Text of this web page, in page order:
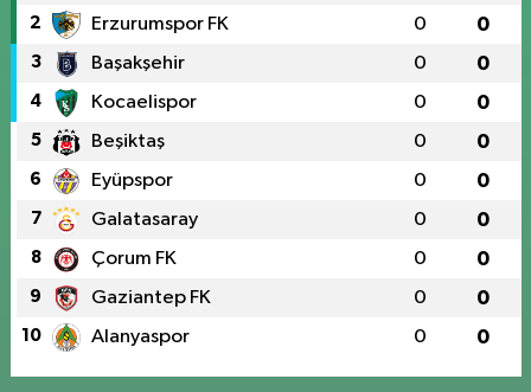
2 Erzurumspor FK 0 0
3 Başakşehir 0 0
4 Kocaelispor 0 0
5 Beşiktaş 0 0
6 Eyüpspor 0 0
7 Galatasaray 0 0
8 Çorum FK 0 0
9 Gaziantep FK 0 0
10 Alanyaspor 0 0